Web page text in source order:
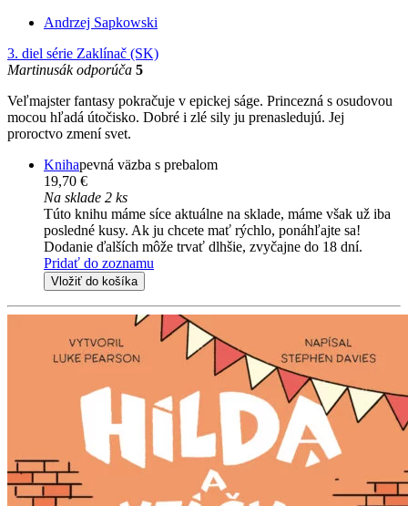
Andrzej Sapkowski
3. diel série Zaklínač (SK)
Martinusák odporúča 5
Veľmajster fantasy pokračuje v epickej ságe. Princezná s osudovou
mocou hľadá útočisko. Dobré i zlé sily ju prenasledujú. Jej
proroctvo zmení svet.
Knihapevná väzba s prebalom
19,70 €
Na sklade 2 ks
Túto knihu máme síce aktuálne na sklade, máme však už iba
posledné kusy. Ak ju chcete mať rýchlo, ponáhľajte sa!
Dodanie ďalších môže trvať dlhšie, zvyčajne do 18 dní.
Pridať do zoznamu
Vložiť do košíka